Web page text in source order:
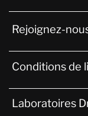
Rejoignez-
Conditions de
Laboratoires